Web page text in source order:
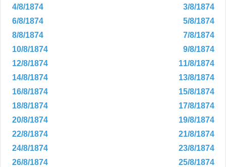
3/8/1874
4/8/1874
5/8/1874
6/8/1874
7/8/1874
8/8/1874
9/8/1874
10/8/1874
11/8/1874
12/8/1874
13/8/1874
14/8/1874
15/8/1874
16/8/1874
17/8/1874
18/8/1874
19/8/1874
20/8/1874
21/8/1874
22/8/1874
23/8/1874
24/8/1874
25/8/1874
26/8/1874